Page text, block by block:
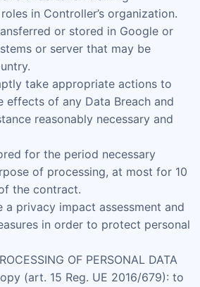
in Controller’s organization.
or stored in Google or
or server that may be
take appropriate actions to
effects of any Data Breach and
reasonably necessary and
for the period necessary
of processing, at most for 10
the contract.
a privacy impact assessment and
in order to protect personal
OF PERSONAL DATA
(art. 15 Reg. UE 2016/679): to